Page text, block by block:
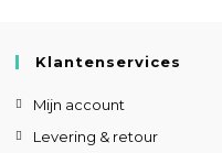
Klantenservices
Mijn account
Levering & retour